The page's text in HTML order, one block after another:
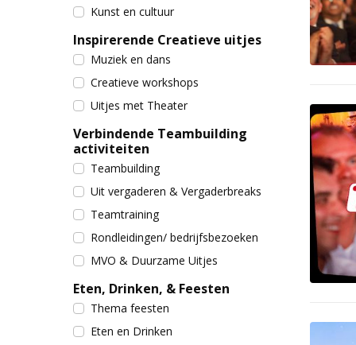
Kunst en cultuur
Inspirerende Creatieve uitjes
Muziek en dans
Creatieve workshops
Uitjes met Theater
Verbindende Teambuilding
activiteiten
Teambuilding
Uit vergaderen & Vergaderbreaks
Teamtraining
Rondleidingen/ bedrijfsbezoeken
MVO & Duurzame Uitjes
Eten, Drinken, & Feesten
Thema feesten
Eten en Drinken